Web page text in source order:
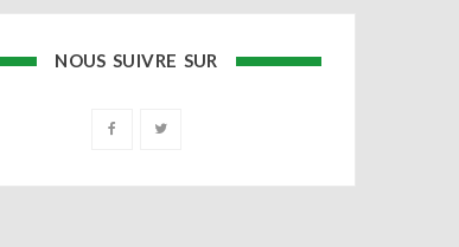
NOUS SUIVRE SUR